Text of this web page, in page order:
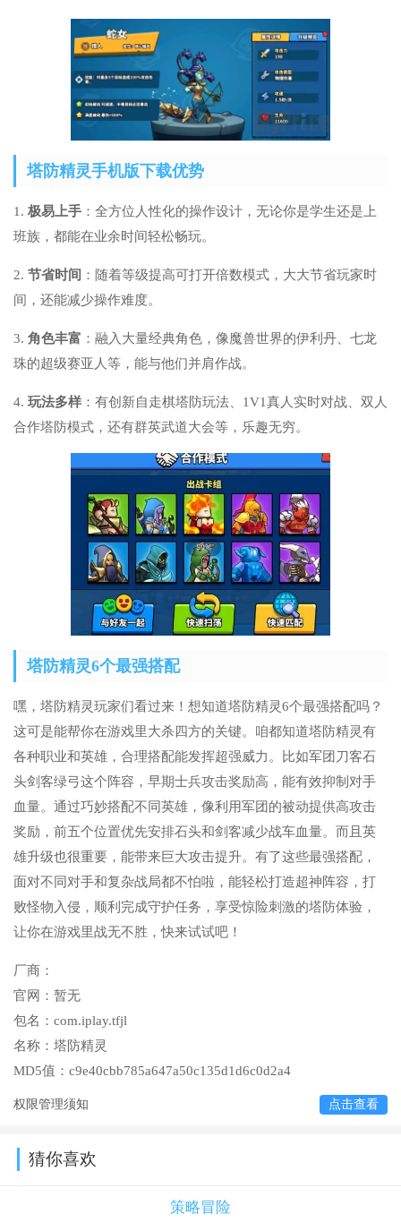
塔防精灵手机版下载优势
1. 极易上手 ：全方位人性化的操作设计，无论你是学生还是上
班族，都能在业余时间轻松畅玩。
2. 节省时间 ：随着等级提高可打开倍数模式，大大节省玩家时
间，还能减少操作难度。
3. 角色丰富 ：融入大量经典角色，像魔兽世界的伊利丹、七龙
珠的超级赛亚人等，能与他们并肩作战。
4. 玩法多样 ：有创新自走棋塔防玩法、1V1真人实时对战、双人
合作塔防模式，还有群英武道大会等，乐趣无穷。
塔防精灵6个最强搭配
嘿，塔防精灵玩家们看过来！想知道塔防精灵6个最强搭配吗？
这可是能帮你在游戏里大杀四方的关键。咱都知道塔防精灵有
各种职业和英雄，合理搭配能发挥超强威力。比如军团刀客石
头剑客绿弓这个阵容，早期士兵攻击奖励高，能有效抑制对手
血量。通过巧妙搭配不同英雄，像利用军团的被动提供高攻击
奖励，前五个位置优先安排石头和剑客减少战车血量。而且英
雄升级也很重要，能带来巨大攻击提升。有了这些最强搭配，
面对不同对手和复杂战局都不怕啦，能轻松打造超神阵容，打
败怪物入侵，顺利完成守护任务，享受惊险刺激的塔防体验，
让你在游戏里战无不胜，快来试试吧！
厂商：
官网： 暂无
包名： com.iplay.tfjl
名称： 塔防精灵
MD5值： c9e40cbb785a647a50c135d1d6c0d2a4
权限管理须知 点击查看
猜你喜欢
策略冒险